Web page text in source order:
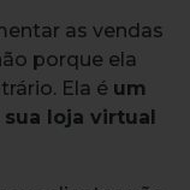
as vendas
porque ela
Ela é um
loja virtual